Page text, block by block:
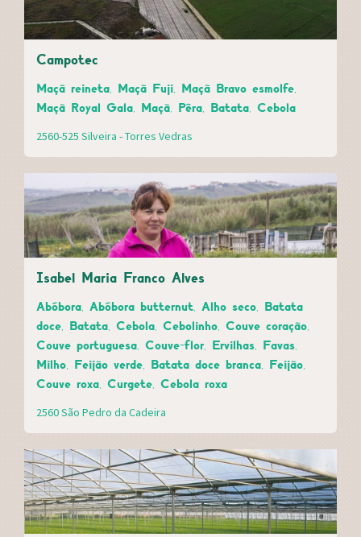
Campotec
Maçã reineta, Maçã Fuji, Maçã Bravo esmolfe,
Maçã Royal Gala, Maçã, Pêra, Batata, Cebola
2560-525 Silveira - Torres Vedras
Isabel Maria Franco Alves
Abóbora, Abóbora butternut, Alho seco, Batata
doce, Batata, Cebola, Cebolinho, Couve coração,
Couve portuguesa, Couve-flor, Ervilhas, Favas,
Milho, Feijão verde, Batata doce branca, Feijão,
Couve roxa, Curgete, Cebola roxa
2560 São Pedro da Cadeira